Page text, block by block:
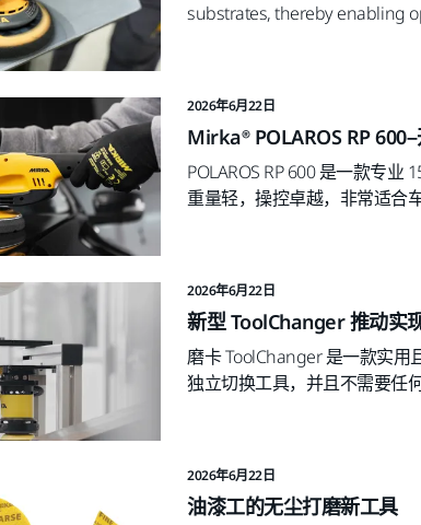
substrates, thereby enabling
2026年6月22日
Mirka® POLAROS RP
POLAROS RP 600 是一款专业
重量轻，操控卓越，非常适合
2026年6月22日
新型 ToolChanger 推动实
磨卡 ToolChanger 是一款实用
独立切换工具，并且不需要任
2026年6月22日
油漆工的无尘打磨新工具